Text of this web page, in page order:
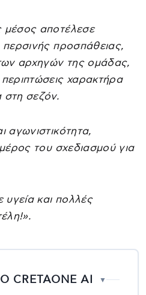
μέσος αποτέλεσε
περσινής προσπάθειας,
αρχηγών της ομάδας,
χαρακτήρα
στη σεζόν.
αγωνιστικότητα,
του σχεδιασμού για
υγεία και πολλές
CRETAONE AI ▼